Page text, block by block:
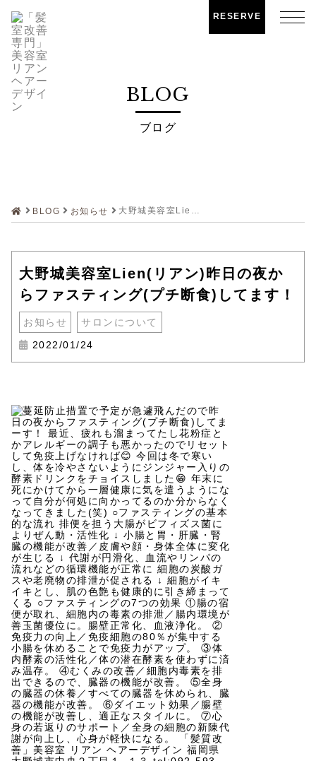
RESERVE
BLOG
ブログ
BLOG お知らせ 大野城美容室Lien(リアン)昨日の夜からファスティング(プチ断食)してます！
大野城美容室Lien(リアン)昨日の夜か
らファスティング(プチ断食)してます！
お知らせ サロンについて
2022/01/24